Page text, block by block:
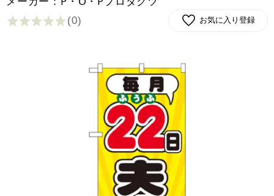
(0) お気に入り登録